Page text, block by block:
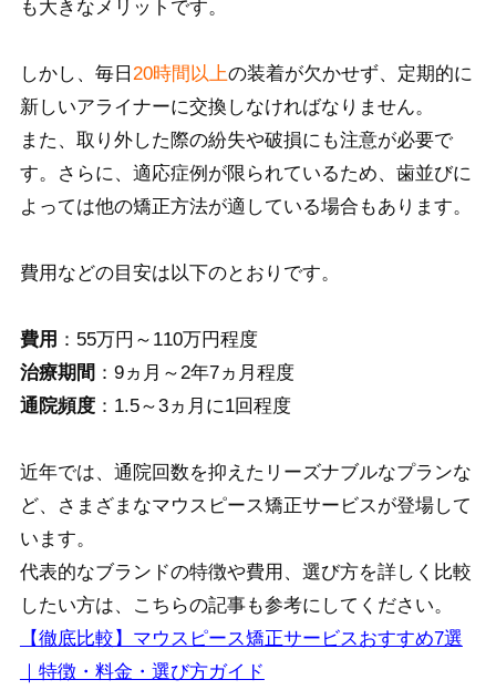
も大きなメリットです。
しかし、毎日 20時間以上の装着が欠かせず、定期的に
新しいアライナーに交換しなければなりません。
また、取り外した際の紛失や破損にも注意が必要で
す。さらに、適応症例が限られているため、歯並びに
よっては他の矯正方法が適している場合もあります。
費用などの目安は以下のとおりです。
費用 ：55万円～110万円程度
治療期間 ：9ヵ月～2年7ヵ月程度
通院頻度：1.5～3ヵ月に1回程度
近年では、通院回数を抑えたリーズナブルなプランな
ど、さまざまなマウスピース矯正サービスが登場して
います。
代表的なブランドの特徴や費用、選び方を詳しく比較
したい方は、こちらの記事も参考にしてください。
【徹底比較】マウスピース矯正サービスおすすめ7選
｜特徴・料金・選び方ガイド